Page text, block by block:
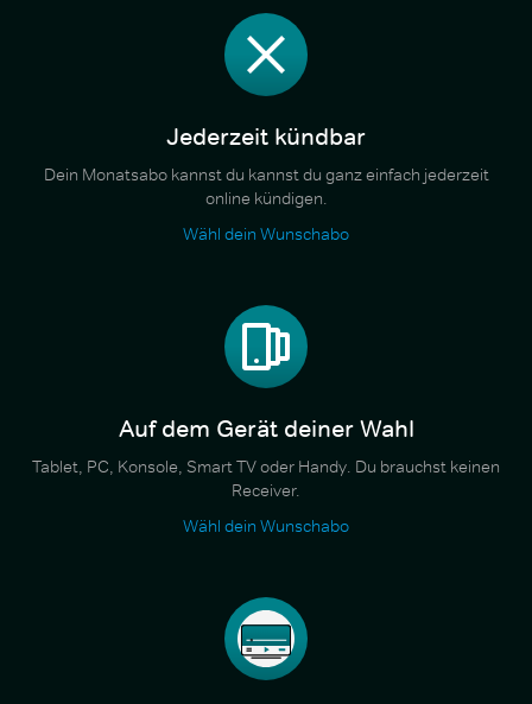
Jederzeit kündbar
Dein Monatsabo kannst du kannst du ganz einfach jederzeit
online kündigen.
Wähl dein Wunschabo
Auf dem Gerät deiner Wahl
Tablet, PC, Konsole, Smart TV oder Handy. Du brauchst keinen
Receiver.
Wähl dein Wunschabo